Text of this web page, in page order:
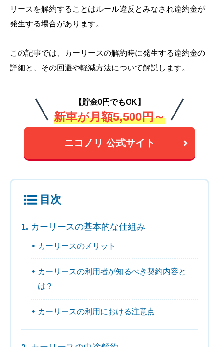
リースを解約することはルール違反とみなされ違約金が
発生する場合があります。
この記事では、カーリースの解約時に発生する違約金の
詳細と、その回避や軽減方法について解説します。
【貯金0円でもOK】
新車が月額5,500円～
ニコノリ 公式サイト
目次
カーリースの基本的な仕組み
カーリースのメリット
カーリースの利用者が知るべき契約内容と
は？
カーリースの利用における注意点